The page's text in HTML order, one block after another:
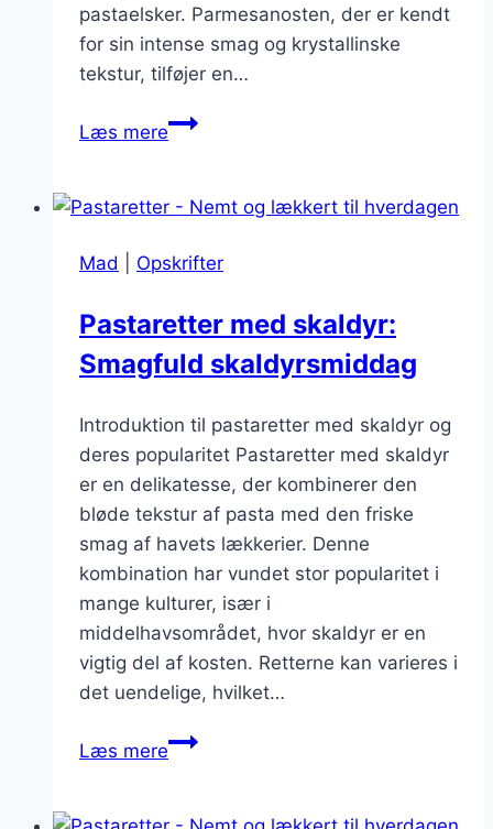
pastaelsker. Parmesanosten, der er kendt
for sin intense smag og krystallinske
tekstur, tilføjer en…
Læs merePasta
Simpel,
lækker
Mad Opskrifter
Pastaretter med skaldyr:
Smagfuld skaldyrsmiddag
Introduktion til pastaretter med skaldyr og
deres popularitet Pastaretter med skaldyr
er en delikatesse, der kombinerer den
bløde tekstur af pasta med den friske
smag af havets lækkerier. Denne
kombination har vundet stor popularitet i
mange kulturer, især i
middelhavsområdet, hvor skaldyr er en
vigtig del af kosten. Retterne kan varieres i
det uendelige, hvilket…
Læs merePastaretter